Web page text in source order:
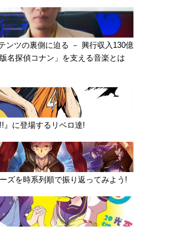
ンツの裏側に迫る － 興行収入130億
名探偵コナン」を支える音楽とは
』に登場するリベロ達!
ーズを時系列順で振り返ってみよう!